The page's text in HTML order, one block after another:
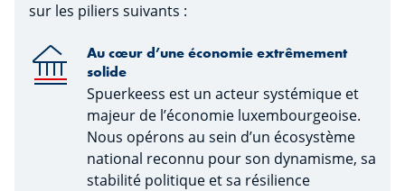
sur les piliers suivants :
Au cœur d’une économie extrêmement
solide
Spuerkeess est un acteur systémique et
majeur de l’économie luxembourgeoise.
Nous opérons au sein d’un écosystème
national reconnu pour son dynamisme, sa
stabilité politique et sa résilience